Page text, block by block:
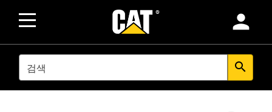
person
SEARCH search